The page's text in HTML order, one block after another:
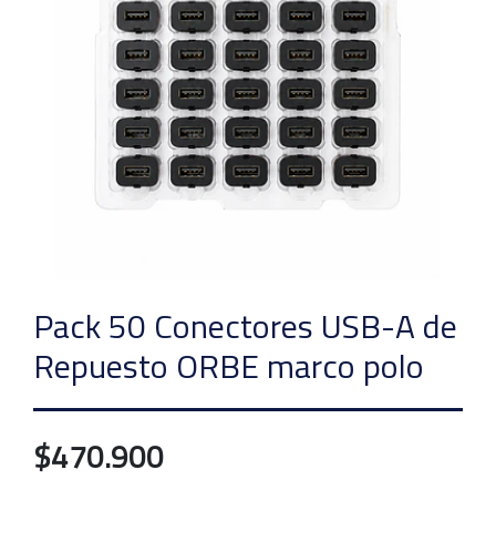
Pack 50 Conectores USB-A de
Repuesto ORBE marco polo
$470.900